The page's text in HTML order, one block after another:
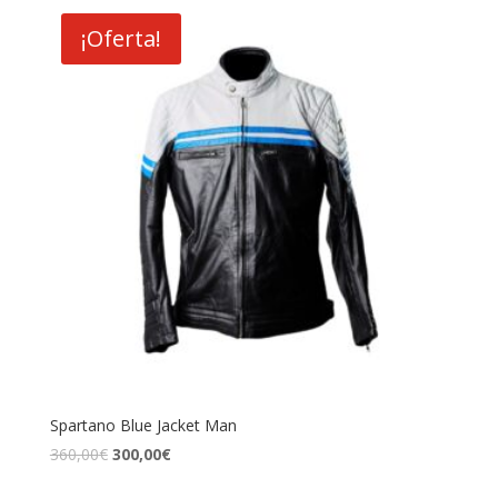
era:
360,00€.
es:
300,00€.
¡Oferta!
Spartano Blue Jacket Man
360,00€ El
300,00€El